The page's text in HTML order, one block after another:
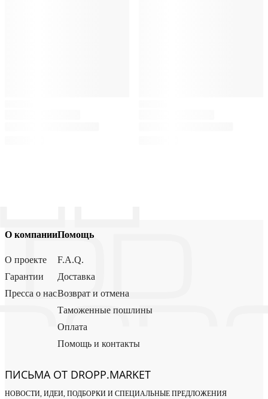
О компании
О проекте
Гарантии
Пресса о нас
Помощь
F.A.Q.
Доставка
Возврат и отмена
Таможенные пошлины
Оплата
Помощь и контакты
ПИСЬМА ОТ DROPP.MARKET
НОВОСТИ, ИДЕИ, ПОДБОРКИ И СПЕЦИАЛЬНЫЕ ПРЕДЛОЖЕНИЯ